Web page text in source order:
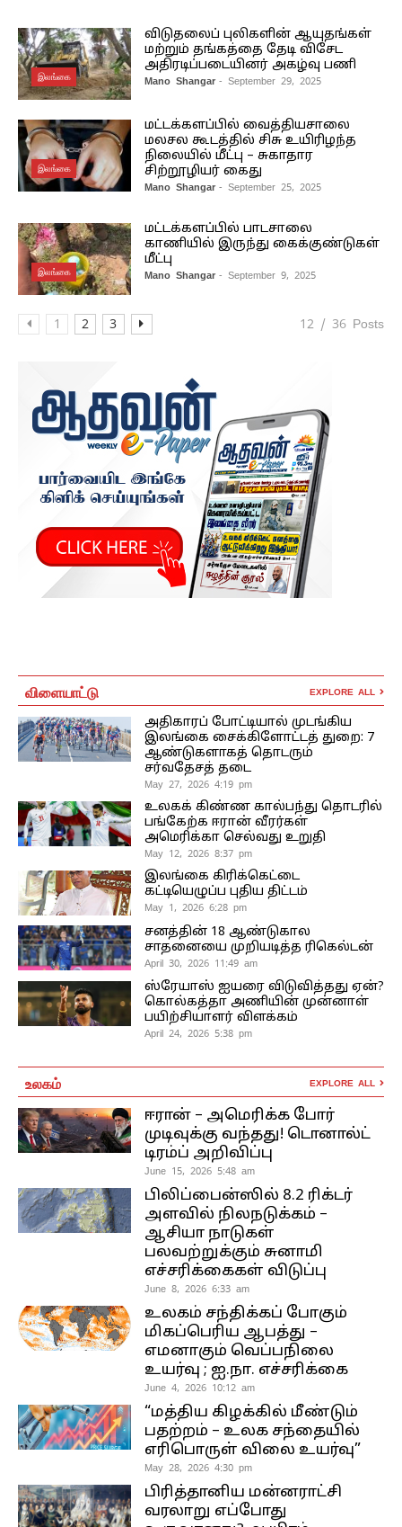
இலங்கை
விடுதலைப் புலிகளின் ஆயுதங்கள்
மற்றும் தங்கத்தை தேடி விசேட
அதிரடிப்படையினர் அகழ்வு பணி
Mano Shangar - September 29, 2025
இலங்கை
மட்டக்களப்பில் வைத்தியசாலை
மலசல கூடத்தில் சிசு உயிரிழந்த
நிலையில் மீட்பு – சுகாதார
சிற்றூழியர் கைது
Mano Shangar - September 25, 2025
இலங்கை
மட்டக்களப்பில் பாடசாலை
காணியில் இருந்து கைக்குண்டுகள்
மீட்பு
Mano Shangar - September 9, 2025
1 2 3 12 / 36 Posts
விளையாட்டு EXPLORE ALL
அதிகாரப் போட்டியால் முடங்கிய
இலங்கை சைக்கிளோட்டத் துறை: 7
ஆண்டுகளாகத் தொடரும்
சர்வதேசத் தடை
May 27, 2026 4:19 pm
உலகக் கிண்ண கால்பந்து தொடரில்
பங்கேற்க ஈரான் வீரர்கள்
அமெரிக்கா செல்வது உறுதி
May 12, 2026 8:37 pm
இலங்கை கிரிக்கெட்டை
கட்டியெழுப்ப புதிய திட்டம்
May 1, 2026 6:28 pm
சனத்தின் 18 ஆண்டுகால
சாதனையை முறியடித்த ரிகெல்டன்
April 30, 2026 11:49 am
ஸ்ரேயாஸ் ஐயரை விடுவித்தது ஏன்?
கொல்கத்தா அணியின் முன்னாள்
பயிற்சியாளர் விளக்கம்
April 24, 2026 5:38 pm
உலகம் EXPLORE ALL
ஈரான் – அமெரிக்க போர்
முடிவுக்கு வந்தது! டொனால்ட்
டிரம்ப் அறிவிப்பு
June 15, 2026 5:48 am
பிலிப்பைன்ஸில் 8.2 ரிக்டர்
அளவில் நிலநடுக்கம் –
ஆசியா நாடுகள்
பலவற்றுக்கும் சுனாமி
எச்சரிக்கைகள் விடுப்பு
June 8, 2026 6:33 am
உலகம் சந்திக்கப் போகும்
மிகப்பெரிய ஆபத்து –
எமனாகும் வெப்பநிலை
உயர்வு ; ஐ.நா. எச்சரிக்கை
June 4, 2026 10:12 am
“மத்திய கிழக்கில் மீண்டும்
பதற்றம் – உலக சந்தையில்
எரிபொருள் விலை உயர்வு”
May 28, 2026 4:30 pm
பிரித்தானிய மன்னராட்சி
வரலாறு எப்போது